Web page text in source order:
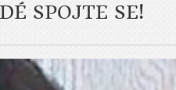
SPOJTE SE!